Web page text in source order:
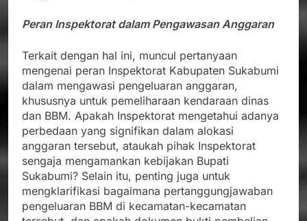
Peran Inspektorat dalam Pengawasan Anggaran
Terkait dengan hal ini, muncul pertanyaan
mengenai peran Inspektorat Kabupaten Sukabumi
dalam mengawasi pengeluaran anggaran,
khususnya untuk pemeliharaan kendaraan dinas
dan BBM. Apakah Inspektorat mengetahui adanya
perbedaan yang signifikan dalam alokasi
anggaran tersebut, ataukah pihak Inspektorat
sengaja mengamankan kebijakan Bupati
Sukabumi? Selain itu, penting juga untuk
mengklarifikasi bagaimana pertanggungjawaban
pengeluaran BBM di kecamatan-kecamatan